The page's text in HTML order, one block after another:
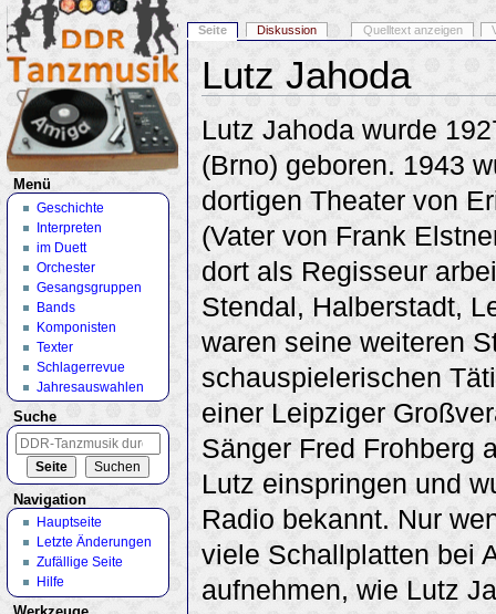
Lutz Jahoda
Lutz Jahoda wurde
(Brno) geboren. 1943
dortigen Theater von
(Vater von Frank
dort als Regisseur
Stendal, Halberstadt,
waren seine weiteren
schauspielerischen
einer Leipziger
Sänger Fred Frohberg
Lutz einspringen und
Radio bekannt. Nur
viele Schallplatten bei
aufnehmen, wie Lutz
Seite Diskussion Quelltext anzeigen
Menü
Geschichte
Interpreten
im Duett
Orchester
Gesangsgruppen
Bands
Komponisten
Texter
Schlagerrevue
Jahresauswahlen
Suche
Navigation
Hauptseite
Letzte Änderungen
Zufällige Seite
Hilfe